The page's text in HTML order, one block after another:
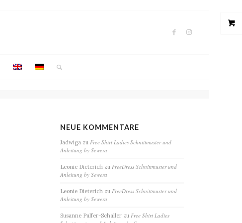
NEUE KOMMENTARE
Jadwiga zuFree Shirt Ladies Schnittmuster und
Anleitung by Sewera
Leonie Dieterich zuFreeDress Schnittmuster und
Anleitung by Sewera
Leonie Dieterich zuFreeDress Schnittmuster und
Anleitung by Sewera
Susanne Pulfer-Schaller zuFree Shirt Ladies